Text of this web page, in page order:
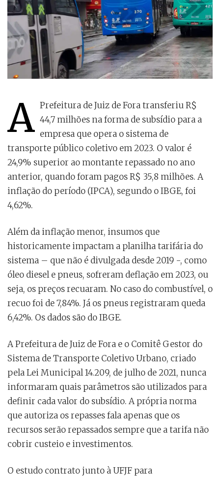
A Prefeitura de Juiz de Fora transferiu R$
44,7 milhões na forma de subsídio para a
empresa que opera o sistema de
transporte público coletivo em 2023. O valor é
24,9% superior ao montante repassado no ano
anterior, quando foram pagos R$ 35,8 milhões. A
inflação do período (IPCA), segundo o IBGE, foi
4,62%.
Além da inflação menor, insumos que
historicamente impactam a planilha tarifária do
sistema – que não é divulgada desde 2019 -, como
óleo diesel e pneus, sofreram deflação em 2023, ou
seja, os preços recuaram. No caso do combustível, o
recuo foi de 7,84%. Já os pneus registraram queda
6,42%. Os dados são do IBGE.
A Prefeitura de Juiz de Fora e o Comitê Gestor do
Sistema de Transporte Coletivo Urbano, criado
pela Lei Municipal 14.209, de julho de 2021, nunca
informaram quais parâmetros são utilizados para
definir cada valor do subsídio. A própria norma
que autoriza os repasses fala apenas que os
recursos serão repassados sempre que a tarifa não
cobrir custeio e investimentos.
O estudo contrato junto à UFJF para